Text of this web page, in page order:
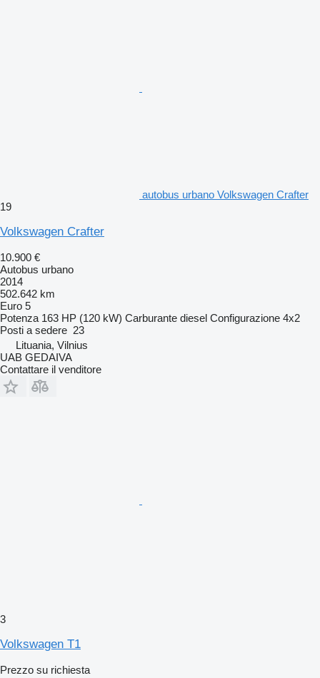
autobus urbano Volkswagen Crafter
19
Volkswagen Crafter
10.900 €
Autobus urbano
2014
502.642 km
Euro 5
Potenza 163 HP (120 kW) Carburante diesel Configurazione 4x2
Posti a sedere 23
Lituania, Vilnius
UAB GEDAIVA
Contattare il venditore
3
Volkswagen T1
Prezzo su richiesta